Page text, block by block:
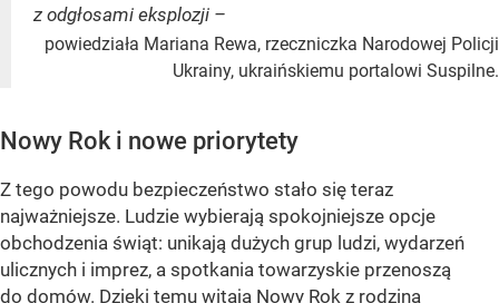
z odgłosami eksplozji –
powiedziała Mariana Rewa, rzeczniczka Narodowej Policji
Ukrainy, ukraińskiemu portalowi Suspilne.
Nowy Rok i nowe priorytety
Z tego powodu bezpieczeństwo stało się teraz
najważniejsze. Ludzie wybierają spokojniejsze opcje
obchodzenia świąt: unikają dużych grup ludzi, wydarzeń
ulicznych i imprez, a spotkania towarzyskie przenoszą
do domów. Dzięki temu witają Nowy Rok z rodziną